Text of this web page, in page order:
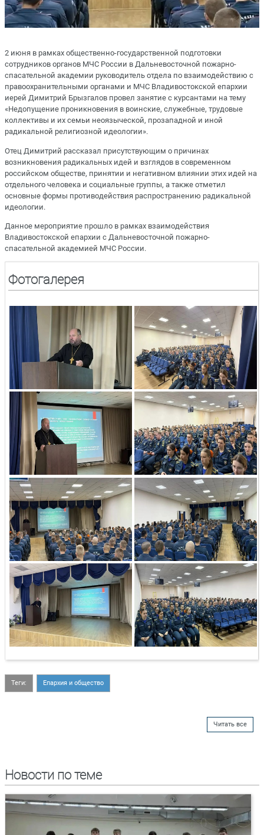
2 июня в рамках общественно-государственной подготовки
сотрудников органов МЧС России в Дальневосточной пожарно-
спасательной академии руководитель отдела по взаимодействию с
правоохранительными органами и МЧС Владивостокской епархии
иерей Димитрий Брызгалов провел занятие с курсантами на тему
«Недопущение проникновения в воинские, служебные, трудовые
коллективы и их семьи неоязыческой, прозападной и иной
радикальной религиозной идеологии».
Отец Димитрий рассказал присутствующим о причинах
возникновения радикальных идей и взглядов в современном
российском обществе, принятии и негативном влиянии этих идей на
отдельного человека и социальные группы, а также отметил
основные формы противодействия распространению радикальной
идеологии.
Данное мероприятие прошло в рамках взаимодействия
Владивостокской епархии с Дальневосточной пожарно-
спасательной академией МЧС России.
Фотогалерея
Теги: Епархия и общество
Читать все
Новости по теме